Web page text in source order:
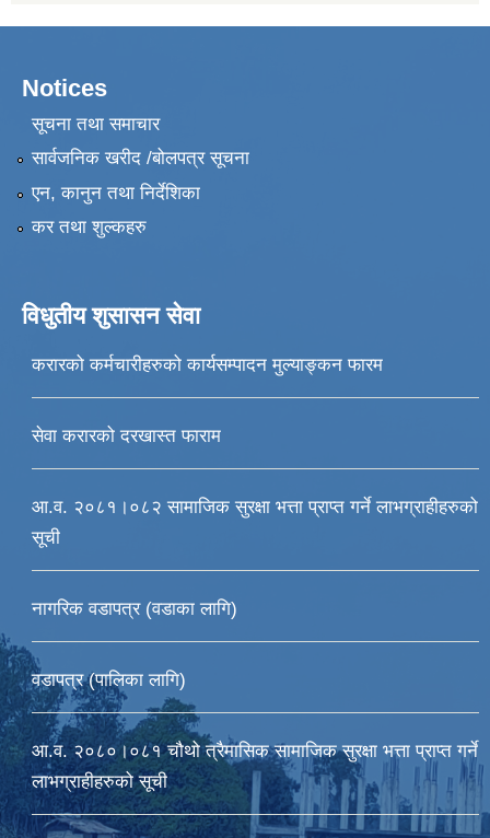
Notices
सूचना तथा समाचार
सार्वजनिक खरीद /बोलपत्र सूचना
एन, कानुन तथा निर्देशिका
कर तथा शुल्कहरु
विधुतीय शुसासन सेवा
करारको कर्मचारीहरुको कार्यसम्पादन मुल्याङ्कन फारम
सेवा करारको दरखास्त फाराम
आ.व. २०८१।०८२ सामाजिक सुरक्षा भत्ता प्राप्त गर्ने लाभग्राहीहरुको
सूची
नागरिक वडापत्र (वडाका लागि)
वडापत्र (पालिका लागि)
आ‍.व. २०८०।०८१ चौथो त्रैमासिक सामाजिक सुरक्षा भत्ता प्राप्त गर्ने
लाभग्राहीहरुको सूची